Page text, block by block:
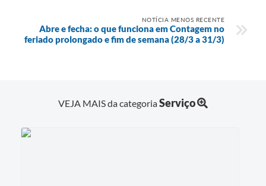
NOTÍCIA MENOS RECENTE
Abre e fecha: o que funciona em Contagem no
feriado prolongado e fim de semana (28/3 a 31/3)
VEJA MAIS da categoriaServiço